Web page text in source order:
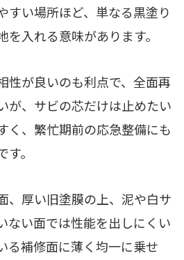
すい場所ほど、単なる黒塗り
入れる意味があります。
性が良いのも利点で、全面再
が、サビの芯だけは止めたい
く、繁忙期前の応急整備にも
。
、厚い旧塗膜の上、泥や白サ
ない面では性能を出しにくい
る補修面に薄く均一に乗せ